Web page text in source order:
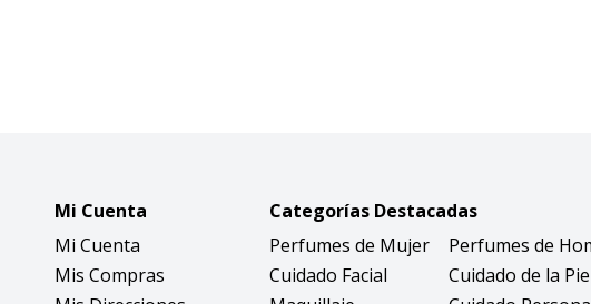
Mi Cuenta
Mi Cuenta
Mis Compras
Categorías Destacadas
Perfumes de Mujer
Perfumes de
Cuidado Facial
Cuidado de la